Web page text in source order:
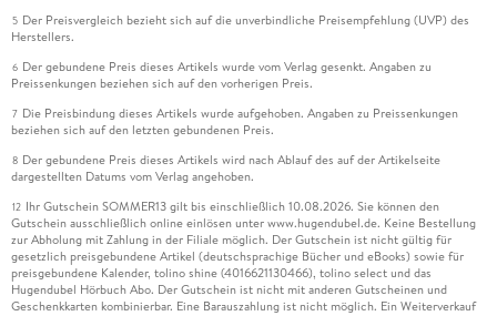
5 Der Preisvergleich bezieht sich auf die unverbindliche Preisempfehlung (UVP) des
Herstellers.
6 Der gebundene Preis dieses Artikels wurde vom Verlag gesenkt. Angaben zu
Preissenkungen beziehen sich auf den vorherigen Preis.
7 Die Preisbindung dieses Artikels wurde aufgehoben. Angaben zu Preissenkungen
beziehen sich auf den letzten gebundenen Preis.
8 Der gebundene Preis dieses Artikels wird nach Ablauf des auf der Artikelseite
dargestellten Datums vom Verlag angehoben.
12 Ihr Gutschein SOMMER13 gilt bis einschließlich 10.08.2026. Sie können den
Gutschein ausschließlich online einlösen unter www.hugendubel.de. Keine Bestellung
zur Abholung mit Zahlung in der Filiale möglich. Der Gutschein ist nicht gültig für
gesetzlich preisgebundene Artikel (deutschsprachige Bücher und eBooks) sowie für
preisgebundene Kalender, tolino shine (4016621130466), tolino select und das
Hugendubel Hörbuch Abo. Der Gutschein ist nicht mit anderen Gutscheinen und
Geschenkkarten kombinierbar. Eine Barauszahlung ist nicht möglich. Ein Weiterverkauf